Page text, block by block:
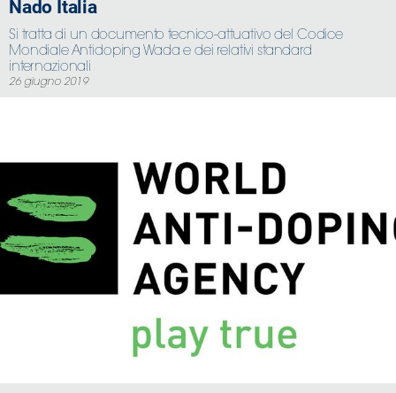
Nado Italia
Si tratta di un documento tecnico-attuativo del Codice
Mondiale Antidoping Wada e dei relativi standard
internazionali
26 giugno 2019